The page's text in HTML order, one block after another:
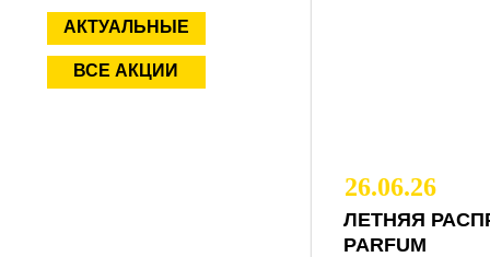
АКТУАЛЬНЫЕ
ВСЕ АКЦИИ
26.06.26
ЛЕТНЯЯ
PARFUM